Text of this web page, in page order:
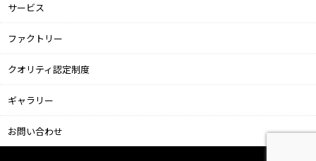
サービス
ファクトリー
クオリティ認定制度
ギャラリー
お問い合わせ